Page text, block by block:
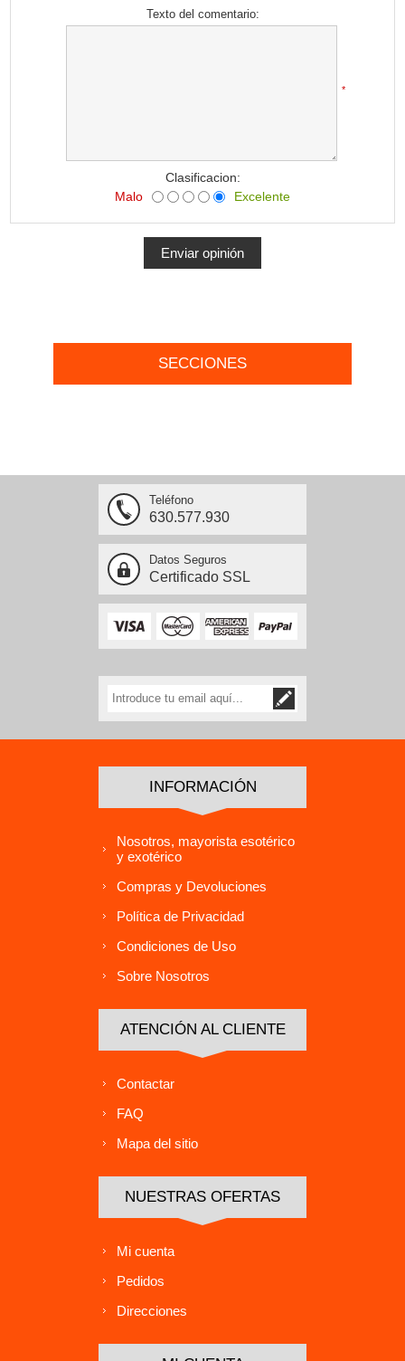
Texto del comentario:
*
Clasificacion:
Malo
Excelente
SECCIONES
Teléfono
630.577.930
Datos Seguros
Certificado SSL
INFORMACIÓN
Nosotros, mayorista esotérico
y exotérico
Compras y Devoluciones
Política de Privacidad
Condiciones de Uso
Sobre Nosotros
ATENCIÓN AL CLIENTE
Contactar
FAQ
Mapa del sitio
NUESTRAS OFERTAS
Mi cuenta
Pedidos
Direcciones